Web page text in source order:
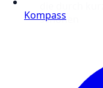
schonen
Kompass